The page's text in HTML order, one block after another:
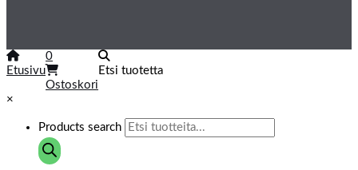
Etusivu
0
Ostoskori
Etsi tuotetta
×
Products search